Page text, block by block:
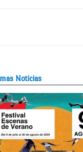
Noticias